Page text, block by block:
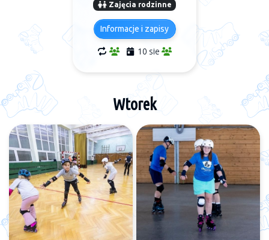
Zajęcia rodzinne
Informacje i zapisy
10 sie
Wtorek